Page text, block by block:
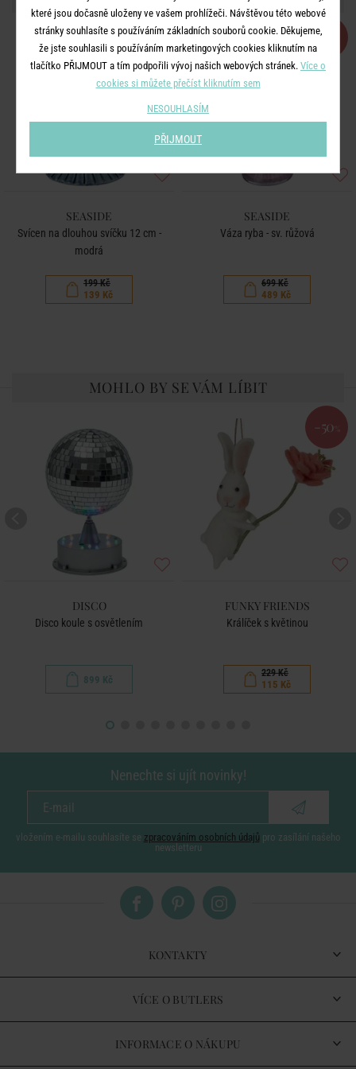
-30
SEASIDE
Svícen na dlouhou svíčku 12 cm -
modrá
199 Kč
139 Kč
-30
SEASIDE
Váza ryba - sv. růžová
699 Kč
489 Kč
MOHLO BY SE VÁM LÍBIT
DISCO
Disco koule s osvětlením
899 Kč
-50 %
FUNKY FRIENDS
Králíček s květinou
229 Kč
115 Kč
Nenechte si ujít novinky!
vložením e-mailu souhlasíte se zpracováním osobních údajů pro zasílání našeho
newsletteru
KONTAKTY
VÍCE O BUTLERS
INFORMACE O NÁKUPU
které jsou dočasně uloženy ve vašem prohlížeči. Návštěvou této webové
stránky souhlasíte s používáním základních souborů cookie. Děkujeme,
že jste souhlasili s používáním marketingových cookies kliknutím na
tlačítko PŘIJMOUT a tím podpořili vývoj našich webových stránek. Více o
cookies si můžete přečíst kliknutím sem
NESOUHLASÍM
PŘIJMOUT